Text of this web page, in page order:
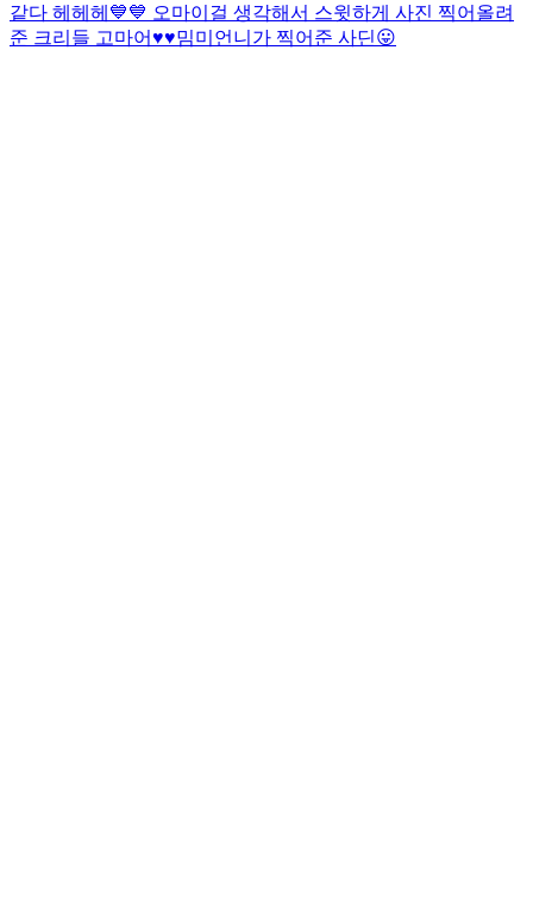
같다 헤헤헤💙💙 오마이걸 생각해서 스윗하게 사진 찍어올려
준 크리들 고마어♥♥밈미언니가 찍어준 사딘😛